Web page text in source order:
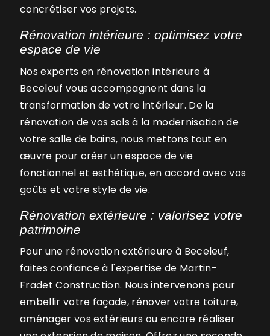
concrétiser vos projets.
Rénovation intérieure : optimisez votre
espace de vie
Nos experts en rénovation intérieure à
Beceleuf vous accompagnent dans la
transformation de votre intérieur. De la
rénovation de vos sols à la modernisation de
votre salle de bains, nous mettons tout en
œuvre pour créer un espace de vie
fonctionnel et esthétique, en accord avec vos
goûts et votre style de vie.
Rénovation extérieure : valorisez votre
patrimoine
Pour une rénovation extérieure à Beceleuf,
faites confiance à l'expertise de Martin-
Fradet Construction. Nous intervenons pour
embellir votre façade, rénover votre toiture,
aménager vos extérieurs ou encore réaliser